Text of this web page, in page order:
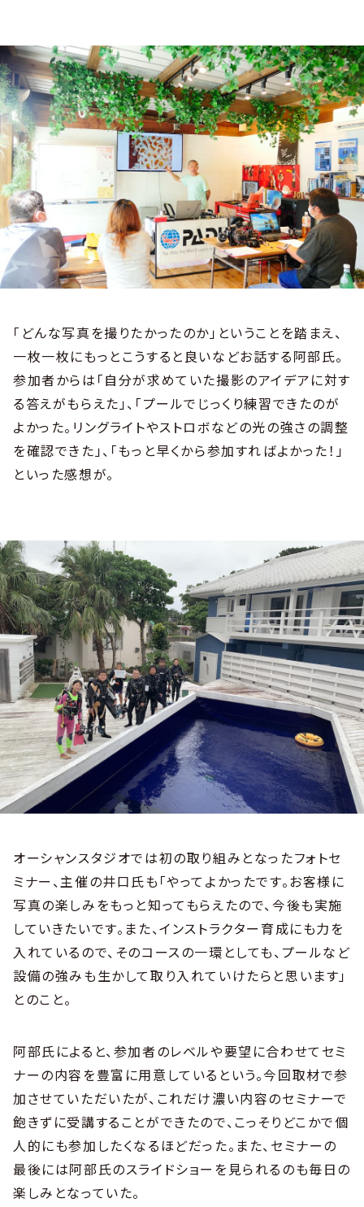
「どんな写真を撮りたかったのか」ということを踏まえ、
一枚一枚にもっとこうすると良いなどお話する阿部氏。
参加者からは「自分が求めていた撮影のアイデアに対す
る答えがもらえた」、「プールでじっくり練習できたのが
よかった。リングライトやストロボなどの光の強さの調整
を確認できた」、「もっと早くから参加すればよかった！」
といった感想が。
オーシャンスタジオでは初の取り組みとなったフォトセ
ミナー、主催の井口氏も「やってよかったです。お客様に
写真の楽しみをもっと知ってもらえたので、今後も実施
していきたいです。また、インストラクター育成にも力を
入れているので、そのコースの一環としても、プールなど
設備の強みも生かして取り入れていけたらと思います」
とのこと。
阿部氏によると、参加者のレベルや要望に合わせてセミ
ナーの内容を豊富に用意しているという。今回取材で参
加させていただいたが、これだけ濃い内容のセミナーで
飽きずに受講することができたので、こっそりどこかで個
人的にも参加したくなるほどだった。また、セミナーの
最後には阿部氏のスライドショーを見られるのも毎日の
楽しみとなっていた。